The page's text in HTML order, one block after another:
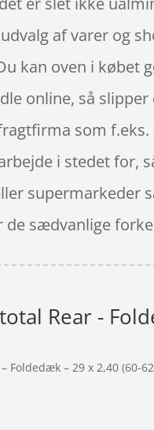
af varer og
kan oven i købet
online, så
som
i stedet for,
supermarkeder
sædvanlige
Rear -
– 29 x 2,40 (60-